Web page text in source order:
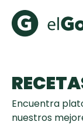
Encuentra
nuestros